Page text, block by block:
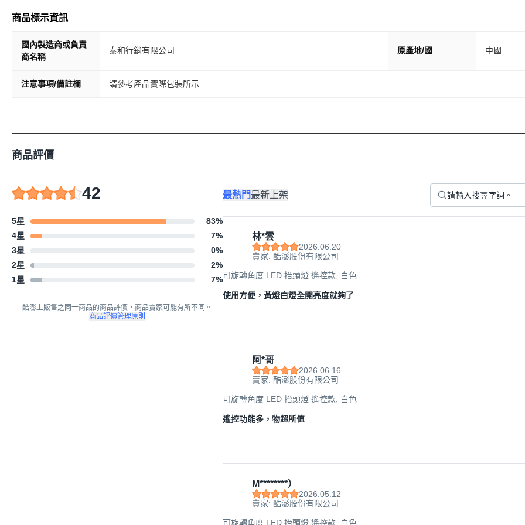
商品標示資訊
國內製造商或負責
商名稱
泰和行銷有限公司 原產地/國 中國
注意事項/備註欄 請參考產品實際包裝所示
商品評價
42
5星 83%
4星
7%
3星
0%
2星
2%
1星
7%
酷澎上販售之同一商品的商品評價，商品賣家可能有所不同。
商品評價管理原則
最熱門最新上架
林*雲
2026.06.20
賣家: 酷澎股份有限公司
可旋轉角度 LED 抬頭燈 遙控款, 白色
使用方便，黃燈白燈全開亮度就夠了
阿*哥
2026.06.16
賣家: 酷澎股份有限公司
可旋轉角度 LED 抬頭燈 遙控款, 白色
遙控功能多，物超所值
M********）
2026.05.12
賣家: 酷澎股份有限公司
可旋轉角度 LED 抬頭燈 遙控款, 白色